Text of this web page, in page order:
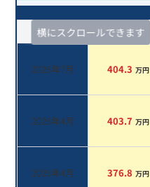
横にスクロールできます
査定時期 セルカ実績
2026年7月 404.3 万円
2026年4月 403.7 万円
2026年4月 376.8 万円